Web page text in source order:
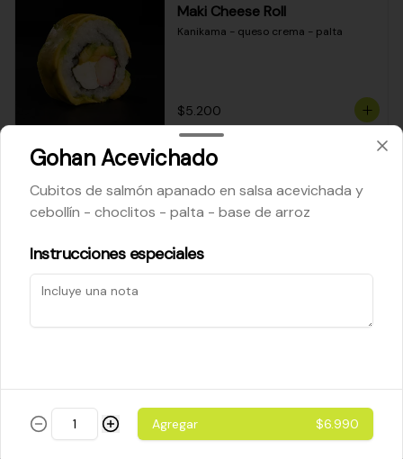
Maki Cheese Roll
Kanikama - queso crema - palta
$5.200
Queso crema - palta - cebollín
$5.200
$5.800
Gohan Acevichado
Cubitos de salmón apanado en salsa acevichada y
cebollín - choclitos - palta - base de arroz
Instrucciones especiales
Agregar $6.990